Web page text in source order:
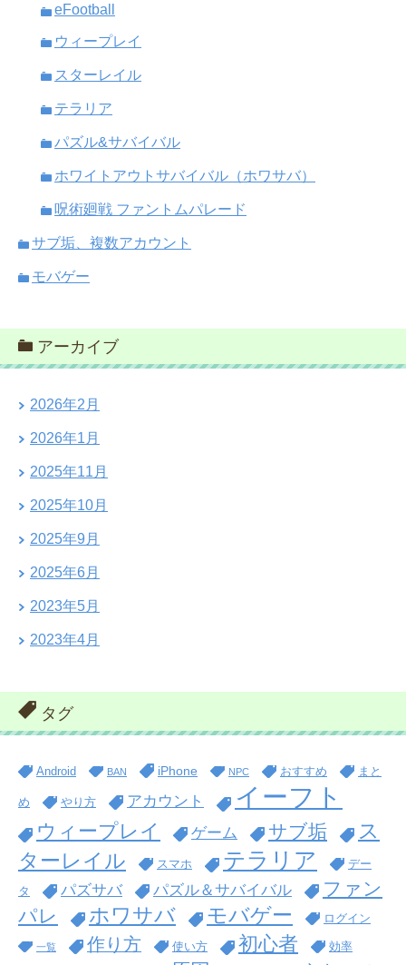
eFootball
ウィープレイ
スターレイル
テラリア
パズル&サバイバル
ホワイトアウトサバイバル（ホワサバ）
呪術廻戦 ファントムパレード
サブ垢、複数アカウント
モバゲー
アーカイブ
2026年2月
2026年1月
2025年11月
2025年10月
2025年9月
2025年6月
2023年5月
2023年4月
タグ
Android BAN iPhone NPC おすすめ まと
め やり方 アカウント イーフト
ウィープレイ ゲーム サブ垢
ス
ターレイル
スマホ テラリア デー
タ パズサバ パズル＆サバイバル
ファン
パレ
ホワサバ モバゲー ログイン
一覧 作り方 使い方 初心者 効率